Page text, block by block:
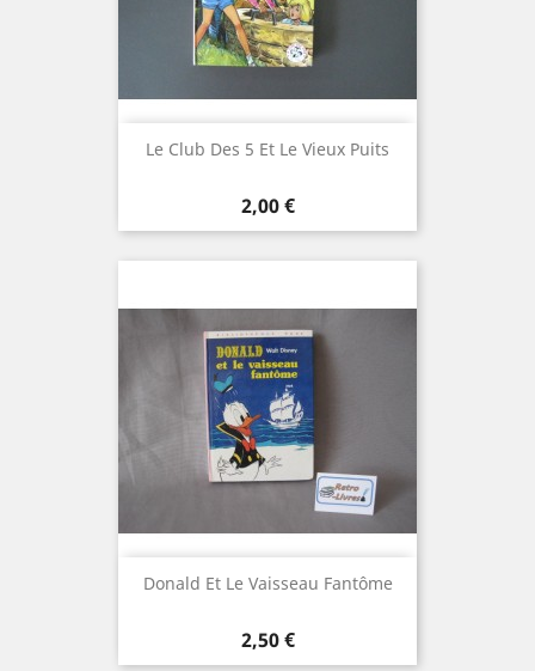
Le Club Des 5 Et Le Vieux Puits
Prix
2,00 €
Donald Et Le Vaisseau Fantôme
Prix
2,50 €